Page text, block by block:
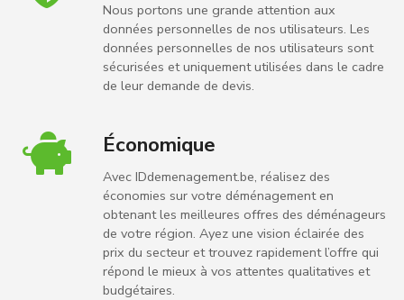
Nous portons une grande attention aux
données personnelles de nos utilisateurs. Les
données personnelles de nos utilisateurs sont
sécurisées et uniquement utilisées dans le cadre
de leur demande de devis.
Économique
Avec IDdemenagement.be, réalisez des
économies sur votre déménagement en
obtenant les meilleures offres des déménageurs
de votre région. Ayez une vision éclairée des
prix du secteur et trouvez rapidement l’offre qui
répond le mieux à vos attentes qualitatives et
budgétaires.